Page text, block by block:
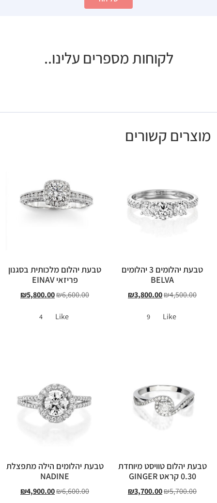
לקוחות מספרים עלינו..
מוצרים קשורים
טבעת יהלומים 3 יהלומים
BELVA
₪4,500.00
₪3,800.00
Like
9
טבעת יהלום מלכותית בסגנון
פריזאי EINAV
₪6,600.00
₪5,800.00
Like
4
טבעת יהלום טוויסט מיוחדת
0.30 קראט GINGER
₪5,700.00
₪3,700.00
טבעת יהלומים הילה מתפצלת
NADINE
₪6,600.00
₪4,900.00